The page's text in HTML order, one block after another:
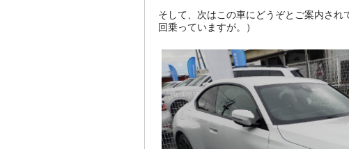
そして、次はこの車にどうぞとご案内さ
回乗っていますが。）